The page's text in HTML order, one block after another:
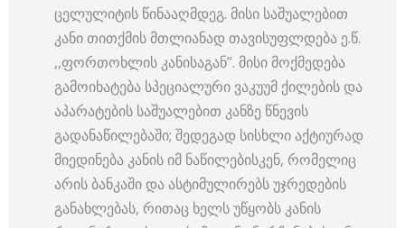
ცელულიტის წინააღმდეგ. მისი საშუალებით
კანი თითქმის მთლიანად თავისუფლდება ე.წ.
,,ფორთოხლის კანისაგან’’. მისი მოქმედება
გამოიხატება სპეციალური ვაკუუმ ქილების და
აპარატების საშუალებით კანზე წნევის
გადანაწილებაში; შედეგად სისხლი აქტიურად
მიედინება კანის იმ ნაწილებისკენ, რომელიც
არის ბანკაში და ასტიმულირებს უჯრედების
განახლებას, რითაც ხელს უწყობს კანის